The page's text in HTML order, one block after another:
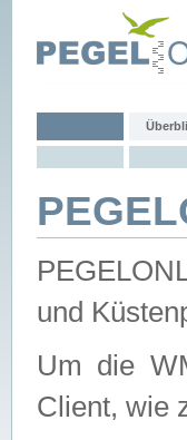
und
Um die
Client, wie